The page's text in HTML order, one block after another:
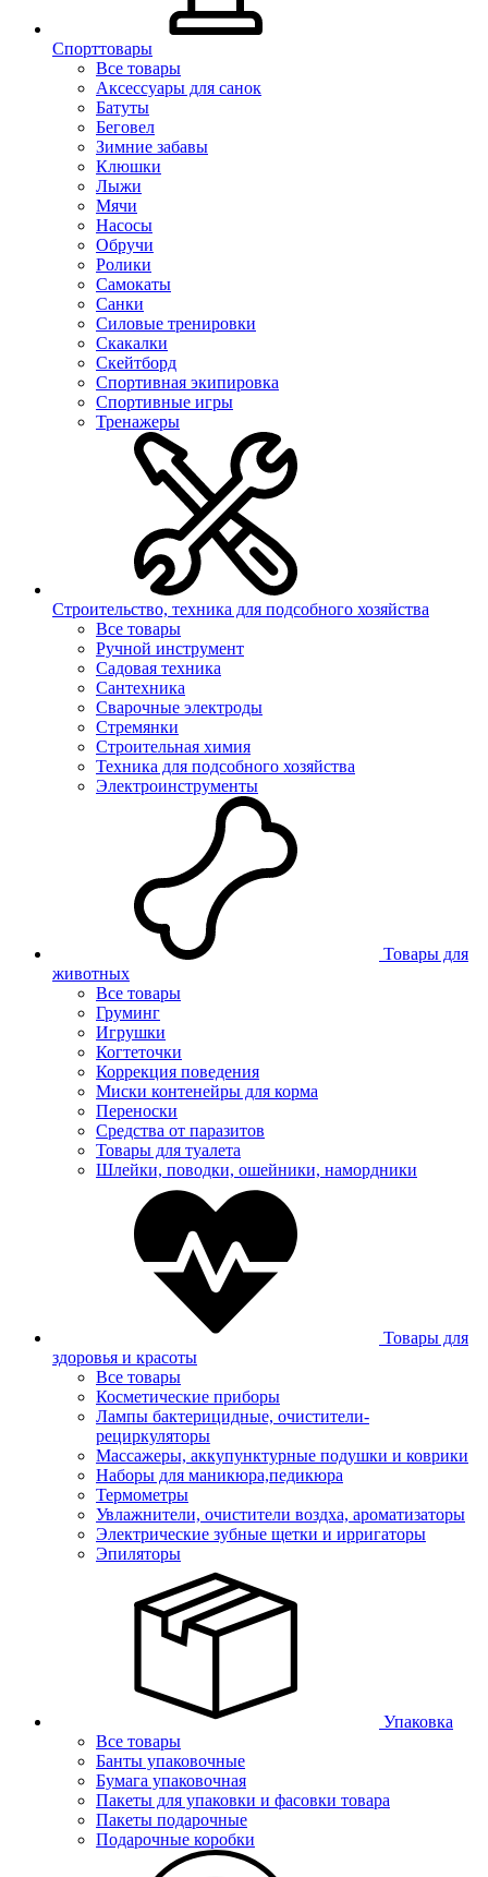
Спорттовары
Все товары
Аксессуары для санок
Батуты
Беговел
Зимние забавы
Клюшки
Лыжи
Мячи
Насосы
Обручи
Ролики
Самокаты
Санки
Силовые тренировки
Скакалки
Скейтборд
Спортивная экипировка
Спортивные игры
Тренажеры
Строительство, техника для подсобного хозяйства
Все товары
Ручной инструмент
Садовая техника
Сантехника
Сварочные электроды
Стремянки
Строительная химия
Техника для подсобного хозяйства
Электроинструменты
Товары для
животных
Все товары
Груминг
Игрушки
Когтеточки
Коррекция поведения
Миски контенейры для корма
Переноски
Средства от паразитов
Товары для туалета
Шлейки, поводки, ошейники, намордники
Товары для
здоровья и красоты
Все товары
Косметические приборы
Лампы бактерицидные, очистители-
рециркуляторы
Массажеры, аккупунктурные подушки и коврики
Наборы для маникюра,педикюра
Термометры
Увлажнители, очистители воздха, ароматизаторы
Электрические зубные щетки и ирригаторы
Эпиляторы
Упаковка
Все товары
Банты упаковочные
Бумага упаковочная
Пакеты для упаковки и фасовки товара
Пакеты подарочные
Подарочные коробки